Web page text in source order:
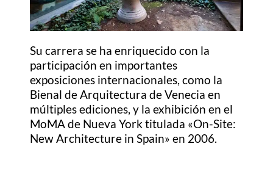
Su carrera se ha enriquecido con la
participación en importantes
exposiciones internacionales, como la
Bienal de Arquitectura de Venecia en
múltiples ediciones, y la exhibición en el
MoMA de Nueva York titulada «On-Site:
New Architecture in Spain» en 2006.